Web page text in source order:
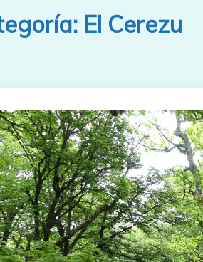
El Cerezu